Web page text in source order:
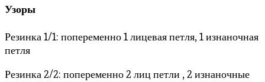
Узоры
Резинка 1/1: попеременно 1 лицевая петля, 1 изнаночная
петля
Резинка 2/2: попеременно 2 лиц петли , 2 изнаночные